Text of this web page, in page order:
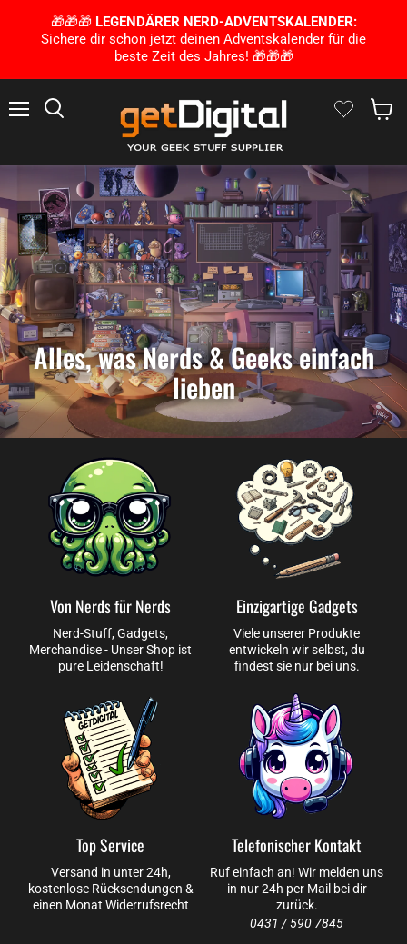
🎁🎁🎁 LEGENDÄRER NERD-ADVENTSKALENDER:
Sichere dir schon jetzt deinen Adventskalender für die
beste Zeit des Jahres! 🎁🎁🎁
Alles, was Nerds & Geeks einfach
lieben
Von Nerds für Nerds
Nerd-Stuff, Gadgets,
Merchandise - Unser Shop ist
pure Leidenschaft!
Einzigartige Gadgets
Viele unserer Produkte
entwickeln wir selbst, du
findest sie nur bei uns.
Top Service
Versand in unter 24h,
kostenlose Rücksendungen &
einen Monat Widerrufsrecht
Telefonischer Kontakt
Ruf einfach an! Wir melden uns
in nur 24h per Mail bei dir
zurück.
0431 / 590 7845